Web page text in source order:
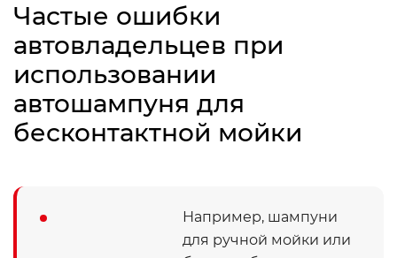
Частые ошибки
автовладельцев при
использовании
автошампуня для
бесконтактной мойки
Например, шампуни
для ручной мойки или